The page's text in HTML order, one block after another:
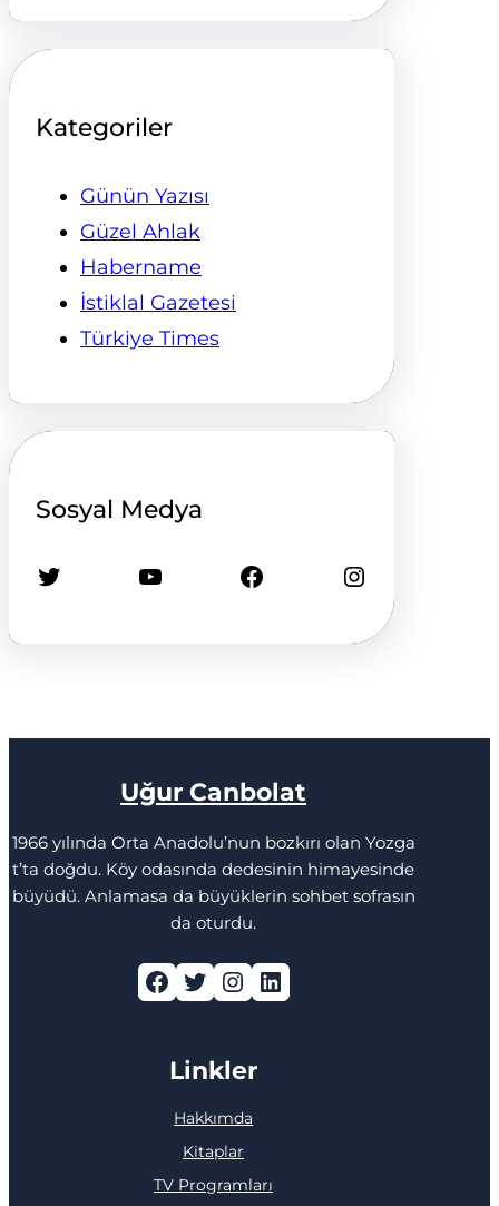
Kategoriler
Günün Yazısı
Güzel Ahlak
Habername
İstiklal Gazetesi
Türkiye Times
Sosyal Medya
Twitter YouTube Facebook Instagram
Uğur Canbolat
1966 yılında Orta Anadolu’nun bozkırı olan Yozga
t’ta doğdu. Köy odasında dedesinin himayesinde
büyüdü. Anlamasa da büyüklerin sohbet sofrasın
da oturdu.
Facebook Twitter Instagram LinkedIn
Linkler
Hakkımda
Kitaplar
TV Programları